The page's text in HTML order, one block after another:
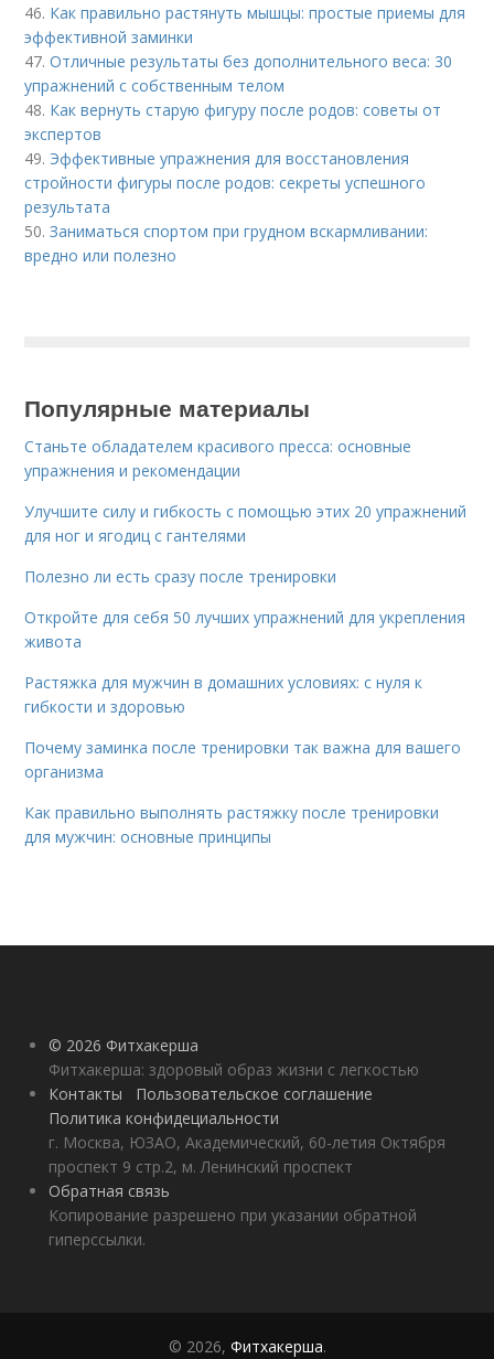
46. Как правильно растянуть мышцы: простые приемы для
эффективной заминки
47.Отличные результаты без дополнительного веса: 30
упражнений с собственным телом
48. Как вернуть старую фигуру после родов: советы от
экспертов
49. Эффективные упражнения для восстановления
стройности фигуры после родов: секреты успешного
результата
50.Заниматься спортом при грудном вскармливании:
вредно или полезно
Популярные материалы
Станьте обладателем красивого пресса: основные
упражнения и рекомендации
Улучшите силу и гибкость с помощью этих 20 упражнений
для ног и ягодиц с гантелями
Полезно ли есть сразу после тренировки
Откройте для себя 50 лучших упражнений для укрепления
живота
Растяжка для мужчин в домашних условиях: с нуля к
гибкости и здоровью
Почему заминка после тренировки так важна для вашего
организма
Как правильно выполнять растяжку после тренировки
для мужчин: основные принципы
© 2026 Фитхакерша
Фитхакерша: здоровый образ жизни с легкостью
Контакты
Пользовательское соглашение
Политика конфидециальности
г. Москва, ЮЗАО, Академический, 60-летия Октября
проспект 9 стр.2, м. Ленинский проспект
Обратная связь
Копирование разрешено при указании обратной
гиперссылки.
© 2026, Фитхакерша.